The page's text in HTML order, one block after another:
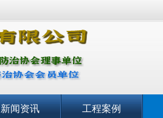
新闻资讯 工程案例